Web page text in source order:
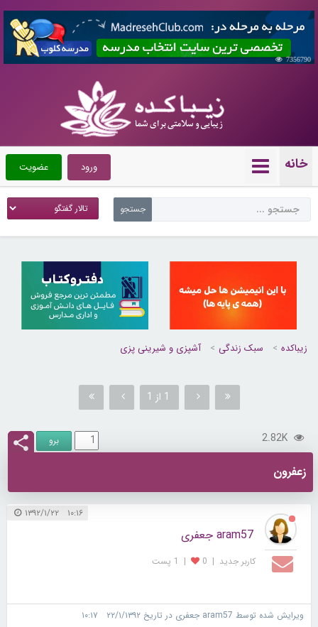
7356790
خانه عضویت ورود
زیباکده سبک زندگی آشپزی و شیرینی پزی
1 از 1
2.82K
زعفرون
۱۰:۱۶ ۱۳۹۲/۱/۲۲
aram57 جعفری
کاربر جديد |
0
| 1 پست
ویرایش شده توسط aram57 جعفری در تاریخ ۲۲/۱/۱۳۹۲ ۱۰:۱۷